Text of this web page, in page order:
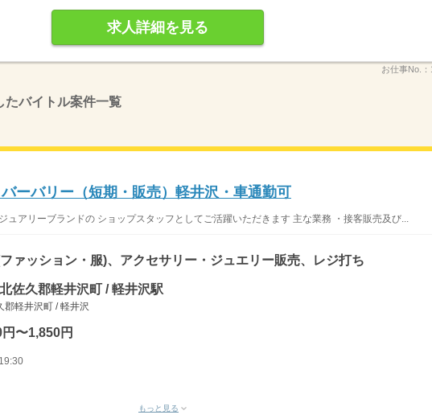
求人詳細を見る
お仕事No.：
たバイトル案件一覧
ーバリー（短期・販売）軽井沢・車通勤可
ュアリーブランドの ショップスタッフとしてご活躍いただきます 主な業務 ・接客販売及び...
ァッション・服)、アクセサリー・ジュエリー販売、レジ打ち
佐久郡軽井沢町 / 軽井沢駅
郡軽井沢町 / 軽井沢
〜1,850円
もっと見る